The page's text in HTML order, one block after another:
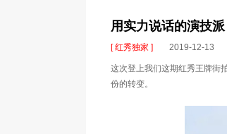
用实力说话的演技派
[ 红秀独家 ] 2019-12-13
这次登上我们这期红秀王牌街
份的转变。